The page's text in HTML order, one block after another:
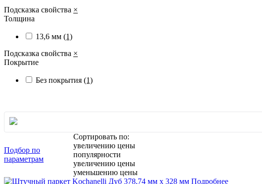
Подсказка свойства ×
Толщина
13,6 мм (1)
Подсказка свойства ×
Покрытие
Без покрытия (1)
Подбор по
параметрам
Сортировать по:
увеличению цены
популярности
увеличению цены
уменьшению цены
Подробнее